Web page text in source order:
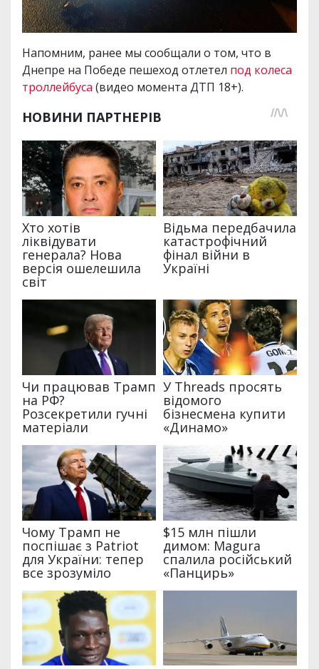
Напомним, ранее мы сообщали о том, что в
Днепре на Победе пешеход отлетел под колеса
троллейбуса (видео момента ДТП 18+).